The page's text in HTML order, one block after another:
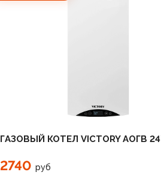
ГАЗОВЫЙ КОТЕЛ VICTORY АОГВ
2740 руб